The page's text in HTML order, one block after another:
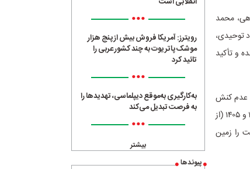
محمد
توحیدی،
و تأکید
عدم کنش
جمعی و پررنگ اختیار می‌کند. در جریان حملات نظامی اسرائیل و آمریکا به خاک ایران در سال‌های ۱۴۰۴ و ۱۴۰۵ (از
را زمین
•••
رویترز: آمریکا فروش بیش از پنج هزار
موشک پاتریوت به چند کشور عربی را
تائید کرد
•••
به‌کارگیری به‌موقع دیپلماسی، تهدیدها را
به فرصت تبدیل می‌کند
•••
بیشتر
پیوندها